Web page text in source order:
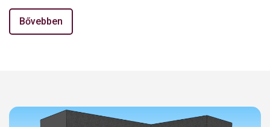
Bővebben